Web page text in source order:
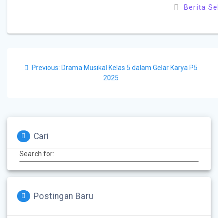
Berita
Previous: Drama Musikal Kelas 5 dalam Gelar Karya P5
2025
Cari
Search for:
Postingan Baru